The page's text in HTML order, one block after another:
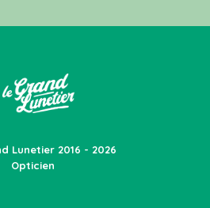
Lunetier 2016 - 2026
Opticien